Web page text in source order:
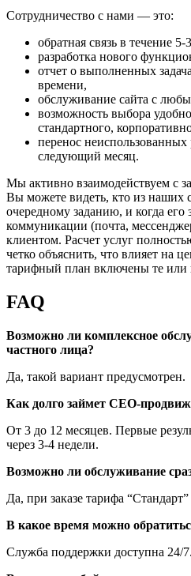
Сотрудничество с нами — это:
обратная связь в течение
разработка нового
отчет о выполненных
времени,
обслуживание сайта с
возможность выбора
стандартного,
перенос неиспользованных
следующий месяц.
Мы активно взаимодействуем с
Вы можете видеть, кто из наших
очередному заданию, и когда его
коммуникации (почта,
клиентом. Расчет услуг
четко объяснить, что влияет на
тарифный план включены те или
FAQ
Возможно ли комплексное
частного лица?
Да, такой вариант предусмотрен.
Как долго займет СЕО-
От 3 до 12 месяцев. Первые
через 3-4 недели.
Возможно ли обслуживание
Да, при заказе тарифа
В какое время можно
Служба поддержки доступна 24/7.